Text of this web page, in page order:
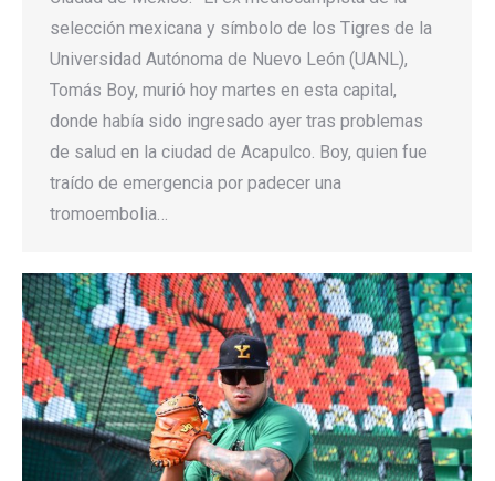
selección mexicana y símbolo de los Tigres de la
Universidad Autónoma de Nuevo León (UANL),
Tomás Boy, murió hoy martes en esta capital,
donde había sido ingresado ayer tras problemas
de salud en la ciudad de Acapulco. Boy, quien fue
traído de emergencia por padecer una
tromoembolia…